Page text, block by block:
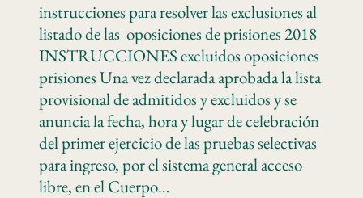
instrucciones para resolver las exclusiones al
listado de las oposiciones de prisiones 2018
INSTRUCCIONES excluidos oposiciones
prisiones Una vez declarada aprobada la lista
provisional de admitidos y excluidos y se
anuncia la fecha, hora y lugar de celebración
del primer ejercicio de las pruebas selectivas
para ingreso, por el sistema general acceso
libre, en el Cuerpo…